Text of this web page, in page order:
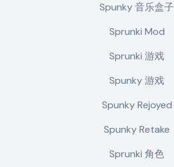
Spunky 音乐盒子
Sprunki Mod
Sprunki 游戏
Spunky 游戏
Spunky Rejoyed
Spunky Retake
Sprunki 角色